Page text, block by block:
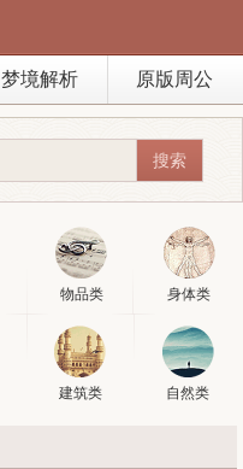
梦境解析 原版周公
物品类 身体类
建筑类 自然类